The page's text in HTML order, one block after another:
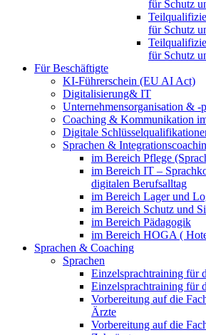
für Schutz
für Schutz
für Schutz
Für Beschäftigte
KI-Führerschein (EU AI Act)
Digitalisierung& IT
Unternehmensorganisation &
Coaching & Kommunikation
Digitale
Sprachen &
im Bereich Pflege
im Bereich IT –
digitalen Berufsalltag
im Bereich Lager und
im Bereich Schutz und
im Bereich Pädagogik
im Bereich HOGA (
Sprachen & Coaching
Sprachen
Einzelsprachtraining für
Einzelsprachtraining für
Vorbereitung auf die
Ärzte
Vorbereitung auf die